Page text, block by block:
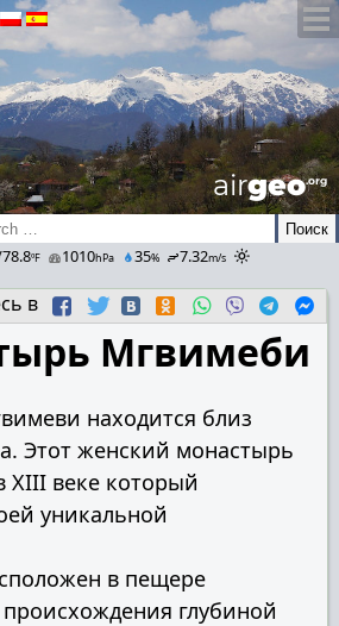
airGEO.oRg
ºF 1010hPa 35% 7.32m/s
в
Мгвимеби
находится близ
Этот женский монастырь
XIII веке который
уникальной
в пещере
происхождения глубиной